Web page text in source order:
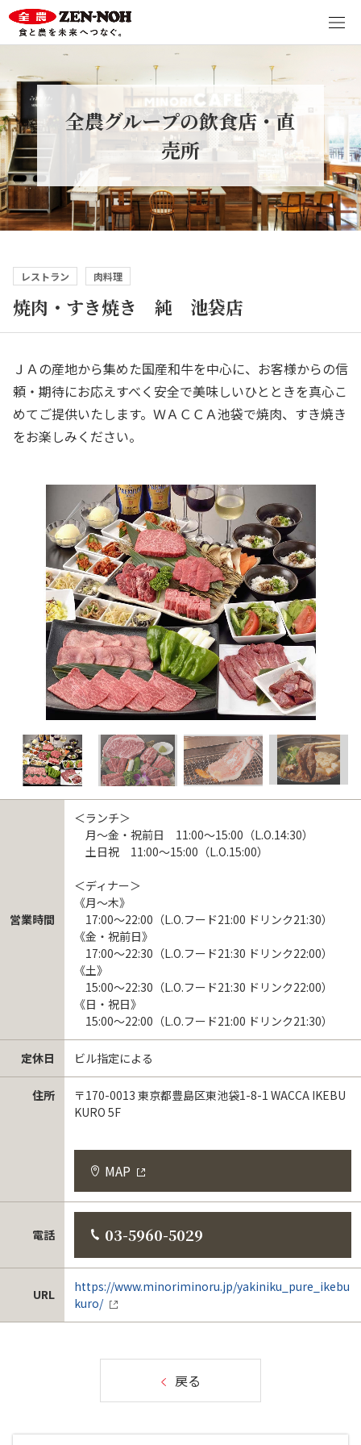
全農グループの飲食店・直
売所
レストラン 肉料理
焼肉・すき焼き 純 池袋店
ＪＡの産地から集めた国産和牛を中心に、お客様からの信
頼・期待にお応えすべく安全で美味しいひとときを真心こ
めてご提供いたします。ＷＡＣＣＡ池袋で焼肉、すき焼き
をお楽しみください。
営業時間
＜ランチ＞
月～金・祝前日 11:00～15:00（L.O.14:30）
土日祝 11:00～15:00（L.O.15:00）
＜ディナー＞
《月～木》
17:00～22:00（L.O.フード21:00 ドリンク21:30）
《金・祝前日》
17:00～22:30（L.O.フード21:30 ドリンク22:00）
《土》
15:00～22:30（L.O.フード21:30 ドリンク22:00）
《日・祝日》
15:00～22:00（L.O.フード21:00 ドリンク21:30）
定休日 ビル指定による
住所
〒170-0013 東京都豊島区東池袋1-8-1 WACCA IKEBU
KURO 5F
MAP
電話 03-5960-5029
URL
https://www.minoriminoru.jp/yakiniku_pure_ikebu
kuro/
戻る